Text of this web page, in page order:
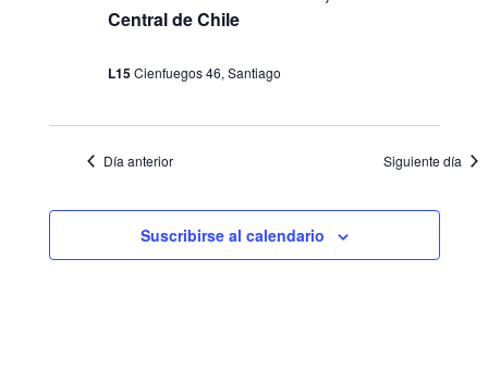
2025Central de Chile
L15Cienfuegos 46, Santiago
Día anterior Siguiente día
Suscribirse al calendario